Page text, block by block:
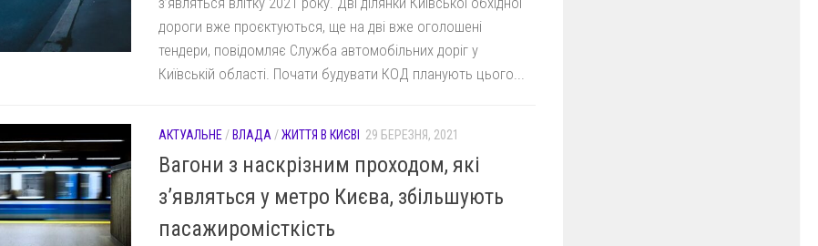
дороги вже проєктуються, ще на дві вже оголошені
тендери, повідомляє Служба автомобільних доріг у
Київській області. Почати будувати КОД планують цього...
АКТУАЛЬНЕ / ВЛАДА /ЖИТТЯ В КИЄВІ 29 БЕРЕЗНЯ, 2021
Вагони з наскрізним проходом, які
з’являться у метро Києва, збільшують
пасажиромісткість